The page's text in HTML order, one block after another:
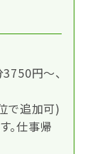
円～、
で追加可)
。仕事帰